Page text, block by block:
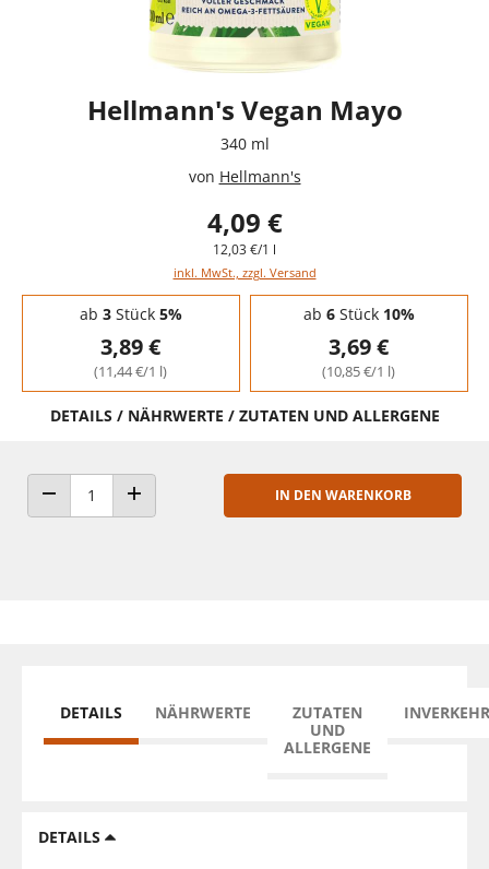
Hellmann's Vegan Mayo
340 ml
von Hellmann's
4,09 €
12,03 €/1 l
inkl. MwSt., zzgl. Versand
Staffelpreise - Mengenrabatt
ab 3Stück 5%
3,89 €
(11,44 €/1 l)
ab 6Stück 10%
3,69 €
(10,85 €/1 l)
DETAILS / NÄHRWERTE / ZUTATEN UND ALLERGENE
ANZAHL VERRINGERNANZAHL ERHÖHEN
IN DEN WARENKORB
DETAILS NÄHRWERTE
ZUTATEN
UND
ALLERGENE
DETAILS